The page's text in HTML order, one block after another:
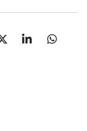
D
S
D